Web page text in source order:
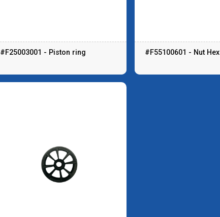
#F25003001 - Piston ring #F55100601 - Nut Hex